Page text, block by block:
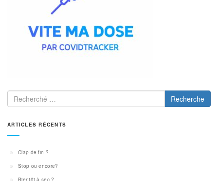
Recherche
ARTICLES RÉCENTS
Clap de fin ?
Stop ou encore?
Bientôt à sec ?